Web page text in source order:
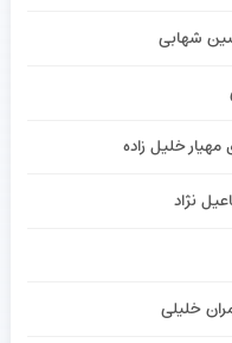
شهابی
خلیل زاده
نژاد
خلیلی